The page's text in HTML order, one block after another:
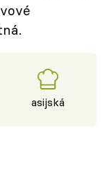
asijská